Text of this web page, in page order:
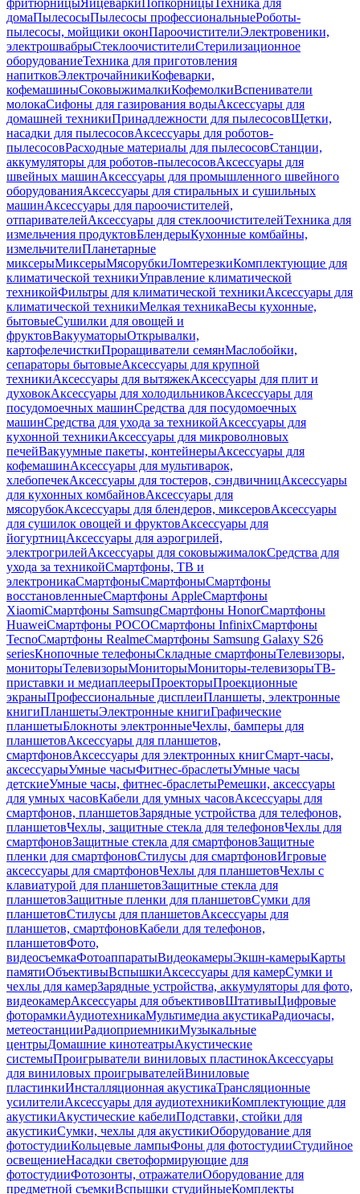
фритюрницыЯйцеваркиПопкорницыТехника для
домаПылесосыПылесосы профессиональныеРоботы-
пылесосы, мойщики оконПароочистителиЭлектровеники,
электрошвабрыСтеклоочистителиСтерилизационное
оборудованиеТехника для приготовления
напитковЭлектрочайникиКофеварки,
кофемашиныСоковыжималкиКофемолкиВспениватели
молокаСифоны для газирования водыАксессуары для
домашней техникиПринадлежности для пылесосовЩетки,
насадки для пылесосовАксессуары для роботов-
пылесосовРасходные материалы для пылесосовСтанции,
аккумуляторы для роботов-пылесосовАксессуары для
швейных машинАксессуары для промышленного швейного
оборудованияАксессуары для стиральных и сушильных
машинАксессуары для пароочистителей,
отпаривателейАксессуары для стеклоочистителейТехника для
измельчения продуктовБлендерыКухонные комбайны,
измельчителиПланетарные
миксерыМиксерыМясорубкиЛомтерезкиКомплектующие для
климатической техникиУправление климатической
техникойФильтры для климатической техникиАксессуары для
климатической техникиМелкая техникаВесы кухонные,
бытовыеСушилки для овощей и
фруктовВакууматорыОткрывалки,
картофелечисткиПроращиватели семянМаслобойки,
сепараторы бытовыеАксессуары для крупной
техникиАксессуары для вытяжекАксессуары для плит и
духовокАксессуары для холодильниковАксессуары для
посудомоечных машинСредства для посудомоечных
машинСредства для ухода за техникойАксессуары для
кухонной техникиАксессуары для микроволновых
печейВакуумные пакеты, контейнерыАксессуары для
кофемашинАксессуары для мультиварок,
хлебопечекАксессуары для тостеров, сэндвичницАксессуары
для кухонных комбайновАксессуары для
мясорубокАксессуары для блендеров, миксеровАксессуары
для сушилок овощей и фруктовАксессуары для
йогуртницАксессуары для аэрогрилей,
электрогрилейАксессуары для соковыжималокСредства для
ухода за техникойСмартфоны, ТВ и
электроникаСмартфоныСмартфоныСмартфоны
восстановленныеСмартфоны AppleСмартфоны
XiaomiСмартфоны SamsungСмартфоны HonorСмартфоны
HuaweiСмартфоны POCOСмартфоны InfinixСмартфоны
TecnoСмартфоны RealmeСмартфоны Samsung Galaxy S26
seriesКнопочные телефоныСкладные смартфоныТелевизоры,
мониторыТелевизорыМониторыМониторы-телевизорыТВ-
приставки и медиаплеерыПроекторыПроекционные
экраныПрофессиональные дисплеиПланшеты, электронные
книгиПланшетыЭлектронные книгиГрафические
планшетыБлокноты электронныеЧехлы, бамперы для
планшетовАксессуары для планшетов,
смартфоновАксессуары для электронных книгСмарт-часы,
аксессуарыУмные часыФитнес-браслетыУмные часы
детскиеУмные часы, фитнес-браслетыРемешки, аксессуары
для умных часовКабели для умных часовАксессуары для
смартфонов, планшетовЗарядные устройства для телефонов,
планшетовЧехлы, защитные стекла для телефоновЧехлы для
смартфоновЗащитные стекла для смартфоновЗащитные
пленки для смартфоновСтилусы для смартфоновИгровые
аксессуары для смартфоновЧехлы для планшетовЧехлы с
клавиатурой для планшетовЗащитные стекла для
планшетовЗащитные пленки для планшетовСумки для
планшетовСтилусы для планшетовАксессуары для
планшетов, смартфоновКабели для телефонов,
планшетовФото,
видеосъемкаФотоаппаратыВидеокамерыЭкшн-камерыКарты
памятиОбъективыВспышкиАксессуары для камерСумки и
чехлы для камерЗарядные устройства, аккумуляторы для фото,
видеокамерАксессуары для объективовШтативыЦифровые
фоторамкиАудиотехникаМультимедиа акустикаРадиочасы,
метеостанцииРадиоприемникиМузыкальные
центрыДомашние кинотеатрыАкустические
системыПроигрыватели виниловых пластинокАксессуары
для виниловых проигрывателейВиниловые
пластинкиИнсталляционная акустикаТрансляционные
усилителиАксессуары для аудиотехникиКомплектующие для
акустикиАкустические кабелиПодставки, стойки для
акустикиСумки, чехлы для акустикиОборудование для
фотостудииКольцевые лампыФоны для фотостудииСтудийное
освещениеНасадки светоформирующие для
фотостудииФотозонты, отражателиОборудование для
предметной съемкиВспышки студийныеКомплекты